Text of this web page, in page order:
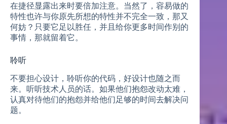
在捷径显露出来时要倍加注意。当然了，容易做的
特性也许与你原先所想的特性并不完全一致，那又
何妨？只要它足以胜任，并且给你更多时间作别的
事情，那就留着它。
聆听
不要担心设计，聆听你的代码，好设计也随之而
来。听听技术人员的话。如果他们抱怨改动太难，
认真对待他们的抱怨并给他们足够的时间去解决问
题。